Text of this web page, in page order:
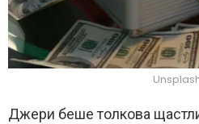
Джери беше толкова